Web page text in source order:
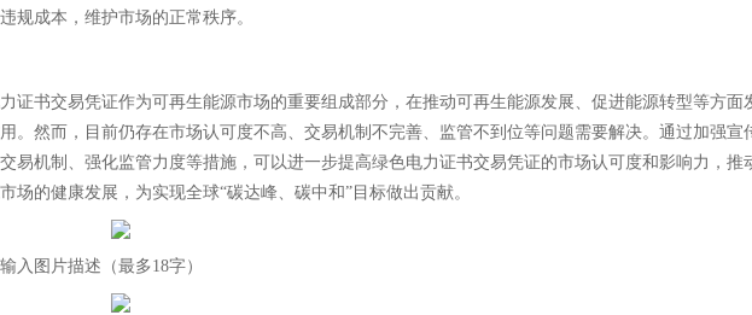
规成本，维护市场的正常秩序。
证书交易凭证作为可再生能源市场的重要组成部分，在推动可再生能源发展、促进能源转型等方面
。然而，目前仍存在市场认可度不高、交易机制不完善、监管不到位等问题需要解决。通过加强宣
易机制、强化监管力度等措施，可以进一步提高绿色电力证书交易凭证的市场认可度和影响力，推
场的健康发展，为实现全球“碳达峰、碳中和”目标做出贡献。
入图片描述（最多18字）